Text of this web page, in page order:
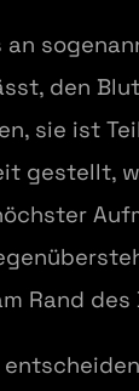
den
sie ist
gestellt,
Rand